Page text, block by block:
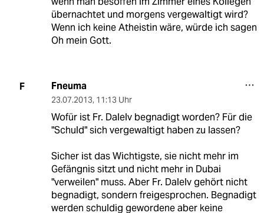
übernachtet und morgens vergewaltigt wird?
Wenn ich keine Atheistin wäre, würde ich sagen
Oh mein Gott.
F Fneuma
23.07.2013, 11:13 Uhr
Wofür ist Fr. Dalelv begnadigt worden? Für die
"Schuld" sich vergewaltigt haben zu lassen?
Sicher ist das Wichtigste, sie nicht mehr im
Gefängnis sitzt und nicht mehr in Dubai
"verweilen" muss. Aber Fr. Dalelv gehört nicht
begnadigt, sondern freigesprochen. Begnadigt
werden schuldig gewordene aber keine